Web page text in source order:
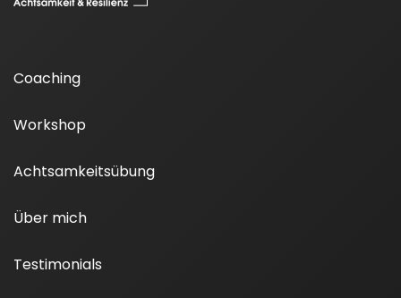
Coaching
Workshop
Achtsamkeitsübung
Über mich
Testimonials